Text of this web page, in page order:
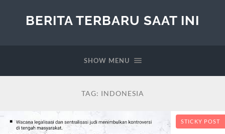
BERITA TERBARU SAAT INI
SHOW MENU
TAG: INDONESIA
STICKY POST